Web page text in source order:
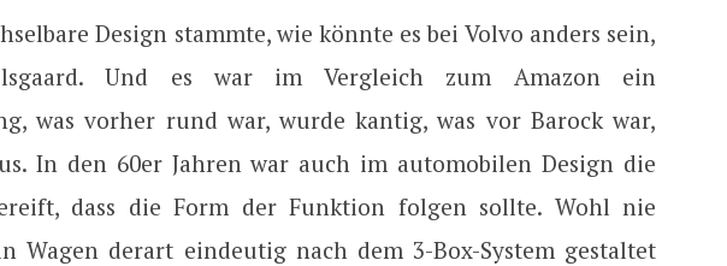
Design stammte, wie könnte es bei Volvo anders sein,
Und es war im Vergleich zum Amazon ein
was vorher rund war, wurde kantig, was vor Barock war,
In den 60er Jahren war auch im automobilen Design die
dass die Form der Funktion folgen sollte. Wohl nie
Wagen derart eindeutig nach dem 3-Box-System gestaltet